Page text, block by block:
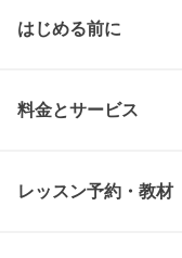
はじめる前に
料金とサービス
レッスン予約・教材